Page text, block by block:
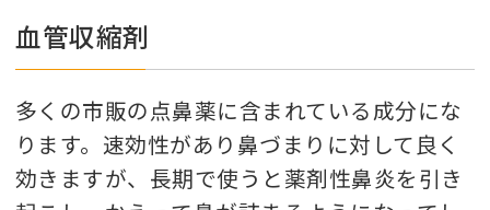
血管収縮剤
多くの市販の点鼻薬に含まれている成分にな
ります。速効性があり鼻づまりに対して良く
効きますが、長期で使うと薬剤性鼻炎を引き